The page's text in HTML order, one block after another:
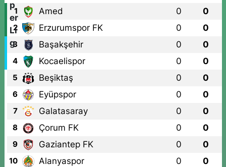
1 Amed 0 0
2 Erzurumspor FK 0 0
3 Başakşehir 0 0
4 Kocaelispor 0 0
5 Beşiktaş 0 0
6 Eyüpspor 0 0
7 Galatasaray 0 0
8 Çorum FK 0 0
9 Gaziantep FK 0 0
10 Alanyaspor 0 0